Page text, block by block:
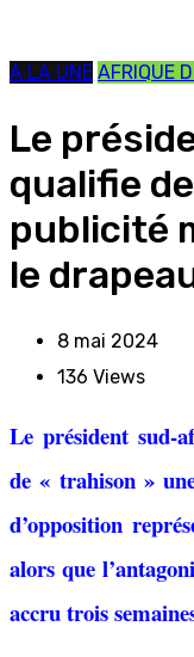
A LA UNE AFRIQUE
Le
qualifie
publicité
le
8 mai 2024
136 Views
Le président sud-
de « trahison »
d’opposition
alors que
accru trois